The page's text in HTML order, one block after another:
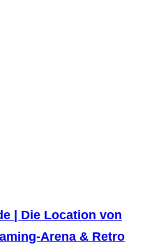
| Die Location von
Arena & Retro